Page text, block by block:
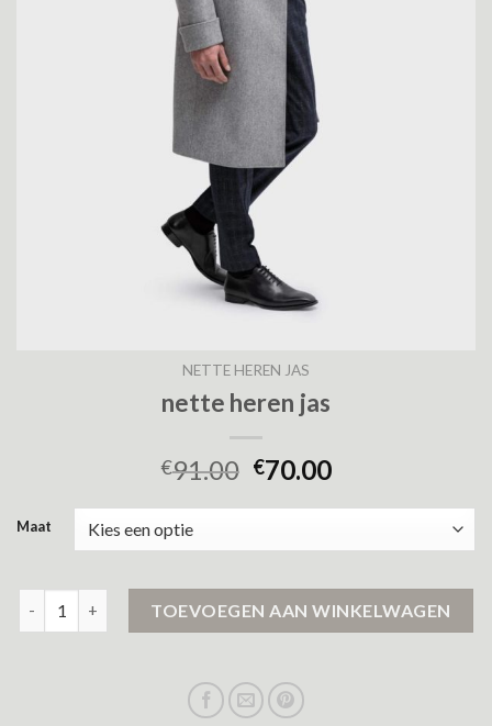
NETTE HEREN JAS
nette heren jas
€91.00 €70.00
Maat
TOEVOEGEN AAN WINKELWAGEN